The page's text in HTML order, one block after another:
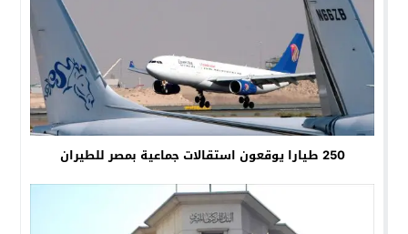
250 طيارا يوقعون استقالات جماعية بمصر للطيران